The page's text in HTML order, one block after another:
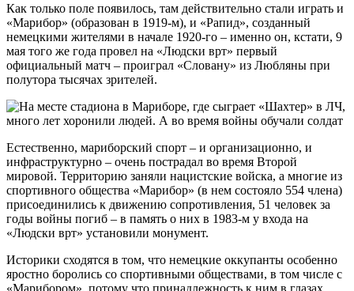
Как только поле появилось, там действительно стали играть и
«Марибор» (образован в 1919-м), и «Рапид», созданный
немецкими жителями в начале 1920-го – именно он, кстати, 9
мая того же года провел на «Людски врт» первый
официальный матч – проиграл «Словану» из Любляны при
полутора тысячах зрителей.
Естественно, мариборский спорт – и организационно, и
инфраструктурно – очень пострадал во время Второй
мировой. Территорию заняли нацистские войска, а многие из
спортивного общества «Марибор» (в нем состояло 554 члена)
присоединились к движению сопротивления, 51 человек за
годы войны погиб – в память о них в 1983-м у входа на
«Людски врт» установили монумент.
Историки сходятся в том, что немецкие оккупанты особенно
яростно боролись со спортивными обществами, в том числе с
«Марибором», потому что принадлежность к ним в глазах